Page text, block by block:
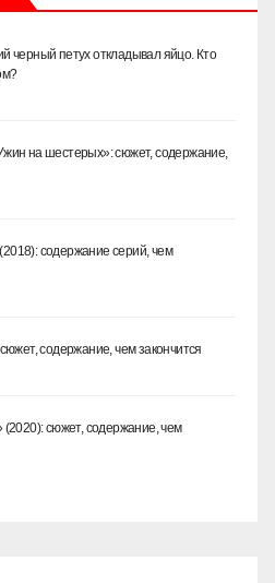
черный петух откладывал яйцо. Кто
на шестерых»: сюжет, содержание,
содержание серий, чем
содержание, чем закончится
сюжет, содержание, чем